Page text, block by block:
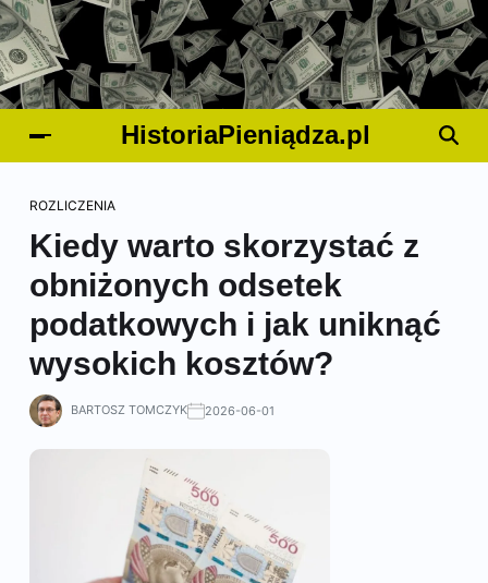
HistoriaPieniądza.pl
ROZLICZENIA
Kiedy warto skorzystać z
obniżonych odsetek
podatkowych i jak uniknąć
wysokich kosztów?
BARTOSZ TOMCZYK 2026-06-01